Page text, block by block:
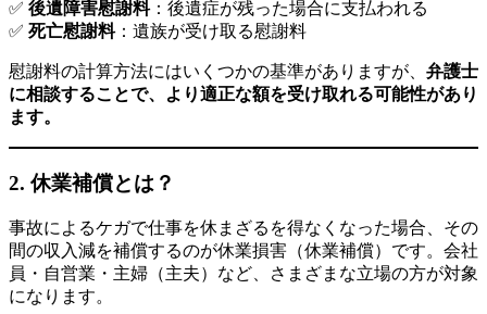
✅ 後遺障害慰謝料：後遺症が残った場合に支払われる
✅ 死亡慰謝料：遺族が受け取る慰謝料
慰謝料の計算方法にはいくつかの基準がありますが、 弁護士
に相談することで、より適正な額を受け取れる可能性があり
ます。
2. 休業補償とは？
事故によるケガで仕事を休まざるを得なくなった場合、その
間の収入減を補償するのが休業損害（休業補償）です。会社
員・自営業・主婦（主夫）など、さまざまな立場の方が対象
になります。